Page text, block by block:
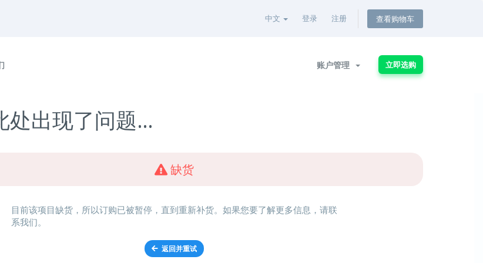
中文 登录 注册 查看购物车
账户管理 立即选购
处出现了问题…
缺货
目前该项目缺货，所以订购已被暂停，直到重新补货。如果您要了解更多信息，请联
系我们。
返回并重试